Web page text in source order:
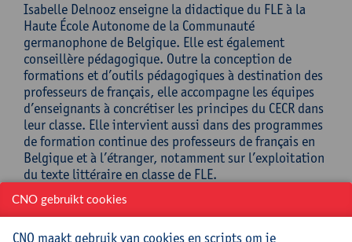
Isabelle Delnooz enseigne la didactique du FLE à la
Haute École Autonome de la Communauté
germanophone de Belgique. Elle est également
conseillère pédagogique. Outre la conception de
formations et d’outils pédagogiques à destination des
professeurs de français, elle accompagne les équipes
d’enseignants à concrétiser les principes du CECR dans
leur classe. Elle intervient aussi dans des programmes
de formation continue des professeurs de français en
Belgique et à l’étranger, notamment sur l’exploitation
du texte littéraire en classe de FLE.
Praktisch
CNO gebruikt cookies
CNO maakt gebruik van cookies en scripts om je